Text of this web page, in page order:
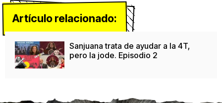
Artículo relacionado:
Sanjuana trata de ayudar a la 4T,
pero la jode. Episodio 2